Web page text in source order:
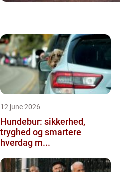
12 june 2026
Hundebur: sikkerhed,
tryghed og smartere
hverdag m...